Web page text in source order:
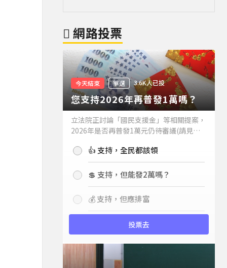
網路投票
今天結束 單選 3.6K人已投
您支持2026年再普發1萬嗎？
立法院正討論「國民支援金」等相關提案，
2026年是否再普發1萬元仍待審議(請見下
持嗎？👍 支持，全民都該領
💲 支持，但能發2萬嗎？
💰 支持，但應排富
投票去